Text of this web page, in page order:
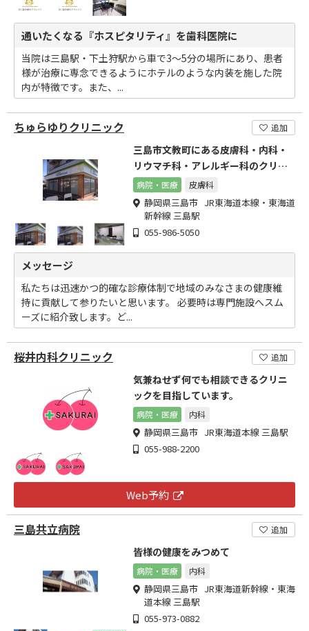
通いたくなる『ホスピタリティ』を歯科医院に
当院は三島駅・下土狩駅から車で3～5分の場所にあり、患者
様が治療に専念できるようにホテルのような内装を施した院
内が特徴です。また、...
ちゅらゆりクリニック 追加
三島市文教町にある皮膚科・内科・
リウマチ科・アレルギー科のクリニ
ックです。
病院・医療 皮膚科
静岡県三島市 JR東海道本線・東海道
新幹線 三島駅
055-986-5050
メッセージ
私たちは迅速かつ的確な診療体制で地域のみなさまの健康維
持に貢献して参りたいと思います。 必要時は専門施設へスム
ーズに紹介致します。ど...
桜井内科クリニック 追加
気兼ねせず何でも相談できるクリニ
ックを目指しています。
病院・医療 内科
静岡県三島市 JR東海道本線 三島駅
055-988-2200
Web予約
三島共立病院 追加
皆様の健康をみつめて
病院・医療 内科
静岡県三島市 JR東海道新幹線・東海
道本線 三島駅
055-973-0882